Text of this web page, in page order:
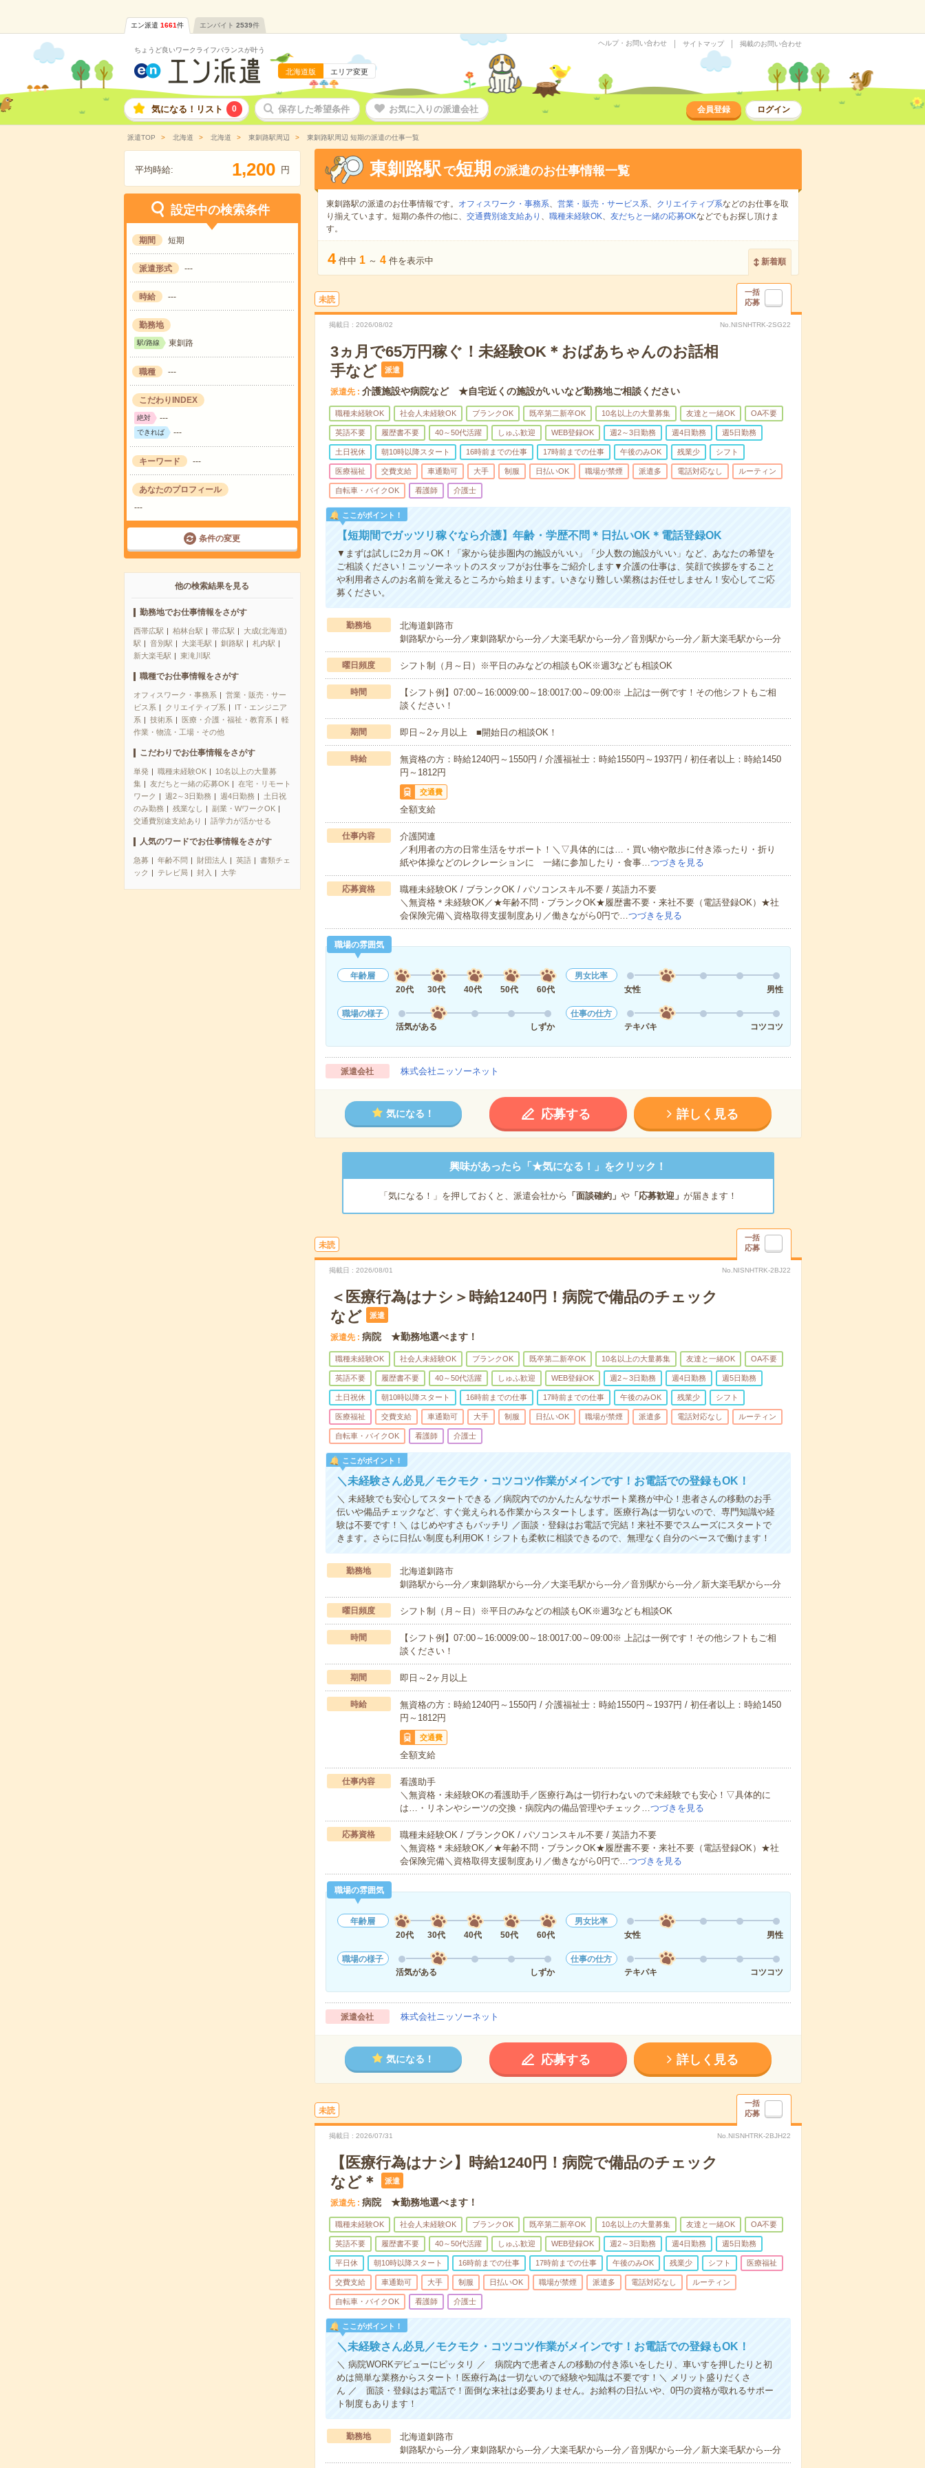
エン派遣 1661件 エンバイト 2539件
ちょうど良いワークライフバランスが叶う
北海道版 エリア変更
ヘルプ・お問い合わせ サイトマップ 掲載のお問い合わせ
気になる！リスト 0 保存した希望条件 お気に入りの派遣会社 会員登録 ログイン
派遣TOP 北海道 北海道 東釧路駅周辺 東釧路駅周辺 短期の派遣の仕事一覧
平均時給: 1,200 円
設定中の検索条件
期間 短期
派遣形式 ---
時給 ---
勤務地
駅/路線 東釧路
職種 ---
こだわりINDEX
絶対 ---
できれば ---
キーワード ---
あなたのプロフィール
---
条件の変更
他の検索結果を見る
勤務地でお仕事情報をさがす
西帯広駅 柏林台駅 帯広駅
大成(北海道)
駅
音別駅 大楽毛駅 釧路駅
札内駅
新大楽毛駅
東滝川駅
職種でお仕事情報をさがす
オフィスワーク・事務系
営業・販売・サー
ビス系
クリエイティブ系
IT・エンジニア
系
技術系 医療・介護・福祉・教育系
軽
作業・物流・工場・その他
こだわりでお仕事情報をさがす
単発 職種未経験OK
10名以上の大量募
集
友だちと一緒の応募OK
在宅・リモート
ワーク
週2～3日勤務 週4日勤務
土日祝
のみ勤務
残業なし
副業・WワークOK
交通費別途支給あり
語学力が活かせる
人気のワードでお仕事情報をさがす
急募 年齢不問 財団法人 英語
書類チェ
ック
テレビ局 封入 大学
東釧路駅 で短期 の派遣のお仕事情報一覧
東釧路駅の派遣のお仕事情報です。 オフィスワーク・事務系、 営業・販売・サービス系、 クリエイティブ系などのお仕事を取
り揃えています。短期の条件の他に、 交通費別途支給あり 、 職種未経験OK、 友だちと一緒の応募OKなどでもお探し頂けま
す。
4 件中 1 ～ 4 件を表示中 新着順
未読
一括
応募
掲載日 2026/08/02 No.NISNHTRK-2SG22
3ヵ月で65万円稼ぐ！未経験OK＊おばあちゃんのお話相
手など
派遣
派遣先 介護施設や病院など ★自宅近くの施設がいいなど勤務地ご相談ください
職種未経験OK 社会人未経験OK ブランクOK 既卒第二新卒OK 10名以上の大量募集 友達と一緒OK OA不要
英語不要 履歴書不要 40～50代活躍 しゅふ歓迎 WEB登録OK 週2～3日勤務 週4日勤務 週5日勤務
土日祝休 朝10時以降スタート 16時前までの仕事 17時前までの仕事 午後のみOK 残業少 シフト
医療福祉 交費支給 車通勤可 大手 制服 日払いOK 職場が禁煙 派遣多 電話対応なし ルーティン
自転車・バイクOK 看護師 介護士
ここがポイント！
【短期間でガッツリ稼ぐなら介護】年齢・学歴不問＊日払いOK＊電話登録OK
▼まずは試しに2カ月～OK！「家から徒歩圏内の施設がいい」「少人数の施設がいい」など、あなたの希望を
ご相談ください！ニッソーネットのスタッフがお仕事をご紹介します▼介護の仕事は、笑顔で挨拶をすること
や利用者さんのお名前を覚えるところから始まります。いきなり難しい業務はお任せしません！安心してご応
募ください。
勤務地
北海道釧路市
釧路駅から---分／東釧路駅から---分／大楽毛駅から---分／音別駅から---分／新大楽毛駅から---分
曜日頻度 シフト制（月～日）※平日のみなどの相談もOK※週3なども相談OK
時間
【シフト例】07:00～16:0009:00～18:0017:00～09:00※ 上記は一例です！その他シフトもご相
談ください！
期間 即日～2ヶ月以上 ■開始日の相談OK！
時給
無資格の方：時給1240円～1550円 / 介護福祉士：時給1550円～1937円 / 初任者以上：時給1450
円～1812円
交通費
全額支給
仕事内容
介護関連
／利用者の方の日常生活をサポート！＼▽具体的には…・買い物や散歩に付き添ったり・折り
紙や体操などのレクレーションに 一緒に参加したり・食事…つづきを見る
応募資格
職種未経験OK / ブランクOK / パソコンスキル不要 / 英語力不要
＼無資格＊未経験OK／★年齢不問・ブランクOK★履歴書不要・来社不要（電話登録OK）★社
会保険完備＼資格取得支援制度あり／働きながら0円で…つづきを見る
職場の雰囲気
年齢層
20代
30代 40代 50代 60代
男女比率
女性
男性
職場の様子
活気がある
しずか
仕事の仕方
テキパキ
コツコツ
派遣会社 株式会社ニッソーネット
気になる！ 応募する 詳しく見る
興味があったら「★気になる！」をクリック！
「気になる！」を押しておくと、派遣会社から 「面談確約」 や「応募歓迎」 が届きます！
未読
一括
応募
掲載日 2026/08/01 No.NISNHTRK-2BJ22
＜医療行為はナシ＞時給1240円！病院で備品のチェック
など
派遣
派遣先 病院 ★勤務地選べます！
職種未経験OK 社会人未経験OK ブランクOK 既卒第二新卒OK 10名以上の大量募集 友達と一緒OK OA不要
英語不要 履歴書不要 40～50代活躍 しゅふ歓迎 WEB登録OK 週2～3日勤務 週4日勤務 週5日勤務
土日祝休 朝10時以降スタート 16時前までの仕事 17時前までの仕事 午後のみOK 残業少 シフト
医療福祉 交費支給 車通勤可 大手 制服 日払いOK 職場が禁煙 派遣多 電話対応なし ルーティン
自転車・バイクOK 看護師 介護士
ここがポイント！
＼未経験さん必見／モクモク・コツコツ作業がメインです！お電話での登録もOK！
＼ 未経験でも安心してスタートできる ／病院内でのかんたんなサポート業務が中心！患者さんの移動のお手
伝いや備品チェックなど、すぐ覚えられる作業からスタートします。医療行為は一切ないので、専門知識や経
験は不要です！＼ はじめやすさもバッチリ ／面談・登録はお電話で完結！来社不要でスムーズにスタートで
きます。さらに日払い制度も利用OK！シフトも柔軟に相談できるので、無理なく自分のペースで働けます！
勤務地
北海道釧路市
釧路駅から---分／東釧路駅から---分／大楽毛駅から---分／音別駅から---分／新大楽毛駅から---分
曜日頻度 シフト制（月～日）※平日のみなどの相談もOK※週3なども相談OK
時間
【シフト例】07:00～16:0009:00～18:0017:00～09:00※ 上記は一例です！その他シフトもご相
談ください！
期間 即日～2ヶ月以上
時給
無資格の方：時給1240円～1550円 / 介護福祉士：時給1550円～1937円 / 初任者以上：時給1450
円～1812円
交通費
全額支給
仕事内容
看護助手
＼無資格・未経験OKの看護助手／医療行為は一切行わないので未経験でも安心！▽具体的に
は…・リネンやシーツの交換・病院内の備品管理やチェック…つづきを見る
応募資格
職種未経験OK / ブランクOK / パソコンスキル不要 / 英語力不要
＼無資格＊未経験OK／★年齢不問・ブランクOK★履歴書不要・来社不要（電話登録OK）★社
会保険完備＼資格取得支援制度あり／働きながら0円で…つづきを見る
職場の雰囲気
年齢層
20代
30代 40代 50代 60代
男女比率
女性
男性
職場の様子
活気がある
しずか
仕事の仕方
テキパキ
コツコツ
派遣会社 株式会社ニッソーネット
気になる！ 応募する 詳しく見る
未読
一括
応募
掲載日 2026/07/31 No.NISNHTRK-2BJH22
【医療行為はナシ】時給1240円！病院で備品のチェック
など＊
派遣
派遣先 病院 ★勤務地選べます！
職種未経験OK 社会人未経験OK ブランクOK 既卒第二新卒OK 10名以上の大量募集 友達と一緒OK OA不要
英語不要 履歴書不要 40～50代活躍 しゅふ歓迎 WEB登録OK 週2～3日勤務 週4日勤務 週5日勤務
平日休 朝10時以降スタート 16時前までの仕事 17時前までの仕事 午後のみOK 残業少 シフト 医療福祉
交費支給 車通勤可 大手 制服 日払いOK 職場が禁煙 派遣多 電話対応なし ルーティン
自転車・バイクOK 看護師 介護士
ここがポイント！
＼未経験さん必見／モクモク・コツコツ作業がメインです！お電話での登録もOK！
＼ 病院WORKデビューにピッタリ ／ 病院内で患者さんの移動の付き添いをしたり、車いすを押したりと初
めは簡単な業務からスタート！医療行為は一切ないので経験や知識は不要です！＼ メリット盛りだくさ
ん ／ 面談・登録はお電話で！面倒な来社は必要ありません。お給料の日払いや、0円の資格が取れるサポー
ト制度もあります！
勤務地
北海道釧路市
釧路駅から---分／東釧路駅から---分／大楽毛駅から---分／音別駅から---分／新大楽毛駅から---分